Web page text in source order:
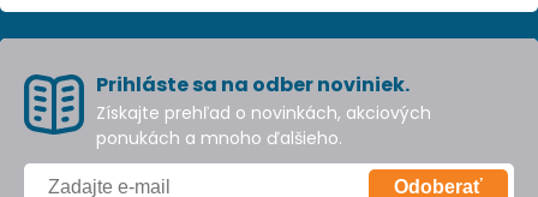
Prihláste sa na odber noviniek.
Získajte prehľad o novinkách, akciových
ponukách a mnoho ďalšieho.
Odoberať